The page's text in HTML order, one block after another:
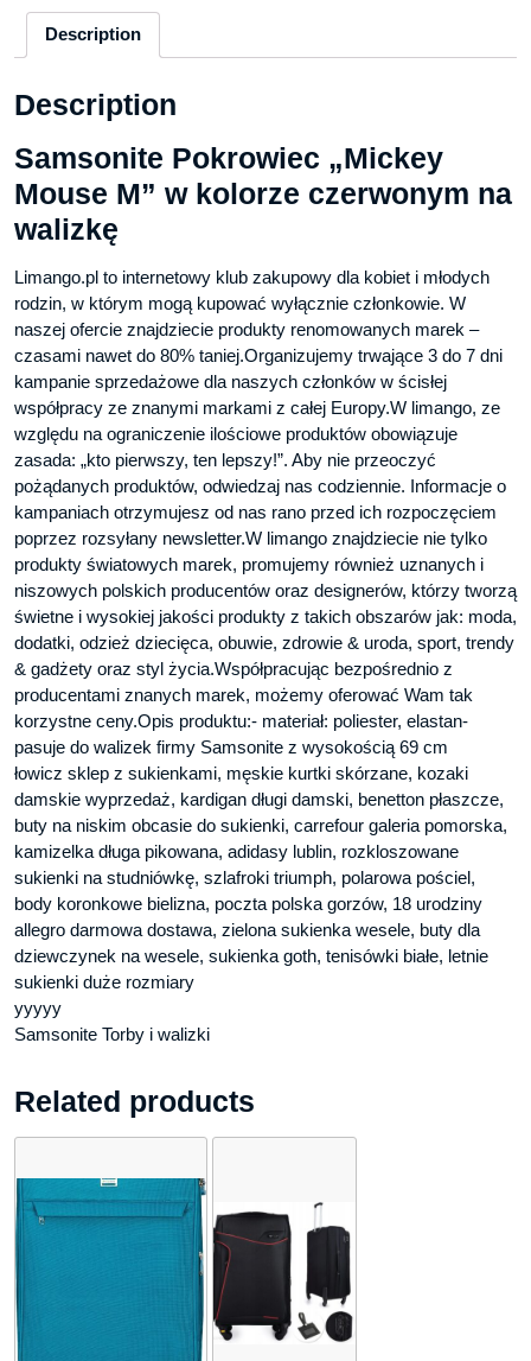
Description
Description
Samsonite Pokrowiec „Mickey
Mouse M” w kolorze czerwonym na
walizkę
Limango.pl to internetowy klub zakupowy dla kobiet i młodych
rodzin, w którym mogą kupować wyłącznie członkowie. W
naszej ofercie znajdziecie produkty renomowanych marek –
czasami nawet do 80% taniej.Organizujemy trwające 3 do 7 dni
kampanie sprzedażowe dla naszych członków w ścisłej
współpracy ze znanymi markami z całej Europy.W limango, ze
względu na ograniczenie ilościowe produktów obowiązuje
zasada: „kto pierwszy, ten lepszy!”. Aby nie przeoczyć
pożądanych produktów, odwiedzaj nas codziennie. Informacje o
kampaniach otrzymujesz od nas rano przed ich rozpoczęciem
poprzez rozsyłany newsletter.W limango znajdziecie nie tylko
produkty światowych marek, promujemy również uznanych i
niszowych polskich producentów oraz designerów, którzy tworzą
świetne i wysokiej jakości produkty z takich obszarów jak: moda,
dodatki, odzież dziecięca, obuwie, zdrowie & uroda, sport, trendy
& gadżety oraz styl życia.Współpracując bezpośrednio z
producentami znanych marek, możemy oferować Wam tak
korzystne ceny.Opis produktu:- materiał: poliester, elastan-
pasuje do walizek firmy Samsonite z wysokością 69 cm
łowicz sklep z sukienkami, męskie kurtki skórzane, kozaki
damskie wyprzedaż, kardigan długi damski, benetton płaszcze,
buty na niskim obcasie do sukienki, carrefour galeria pomorska,
kamizelka długa pikowana, adidasy lublin, rozkloszowane
sukienki na studniówkę, szlafroki triumph, polarowa pościel,
body koronkowe bielizna, poczta polska gorzów, 18 urodziny
allegro darmowa dostawa, zielona sukienka wesele, buty dla
dziewczynek na wesele, sukienka goth, tenisówki białe, letnie
sukienki duże rozmiary
yyyyy
Samsonite Torby i walizki
Related products